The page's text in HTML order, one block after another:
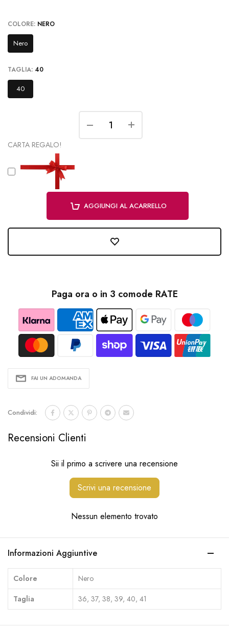
COLORE: NERO
Nero
TAGLIA: 40
40
CARTA REGALO!
AGGIUNGI AL ACARRELLO
Paga ora o in 3 comode RATE
FAI UN ADOMANDA
Condividi:
Recensioni Clienti
Sii il primo a scrivere una recensione
Scrivi una recensione
Nessun elemento trovato
Informazioni Aggiuntive
Colore
Nero
Taglia
36, 37, 38, 39, 40, 41